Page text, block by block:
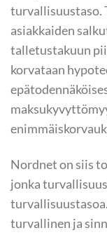
turvallisuustaso.
asiakkaiden
talletustakuun
korvataan
Nordnet on siis
jonka
turvallinen ja